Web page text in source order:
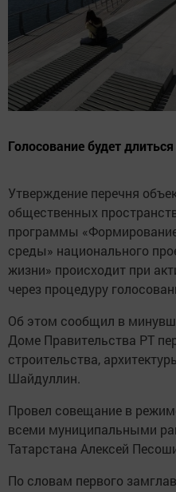
Голосование будет
Утверждение перечня
общественных
программы
среды» национального
жизни» происходит при
через процедуру
Об этом сообщил в
Доме Правительства РТ
строительства,
Шайдуллин.
Провел совещание в
всеми муниципальными
Татарстана Алексей
По словам первого